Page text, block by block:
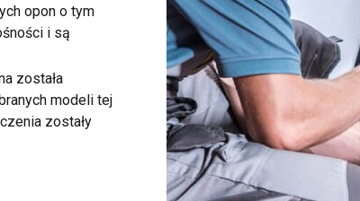
opon o tym
i są
została
modeli tej
zostały